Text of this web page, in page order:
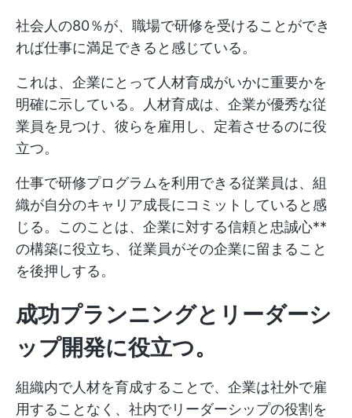
社会人の80％が、職場で研修を受けることができ
れば仕事に満足できると感じている。
これは、企業にとって人材育成がいかに重要かを
明確に示している。人材育成は、企業が優秀な従
業員を見つけ、彼らを雇用し、定着させるのに役
立つ。
仕事で研修プログラムを利用できる従業員は、組
織が自分のキャリア成長にコミットしていると感
じる。このことは、企業に対する信頼と忠誠心**
の構築に役立ち、従業員がその企業に留まること
を後押しする。
成功プランニングとリーダーシ
ップ開発に役立つ。
組織内で人材を育成することで、企業は社外で雇
用することなく、社内でリーダーシップの役割を